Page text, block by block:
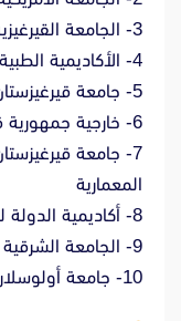
3- الجامعة القيرغيزية الروسية السلافية
4- الأكاديمية الطبية الحكومية القيرغيزية
5- جامعة قيرغيزستان الدولية
6- خارجية جمهورية قيرغيزستان
7- جامعة
المعمارية
8- أكاديمية الدولة للقانون في قيرغيزستان
9- الجامعة الشرقية غ.م. محمود كاشغري برسكاني
10- جامعة أولوسلاراراسي أتاتورك-آلاتو